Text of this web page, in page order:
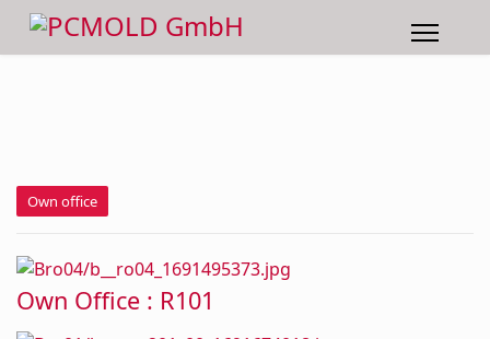
Own office
Own Office : R101